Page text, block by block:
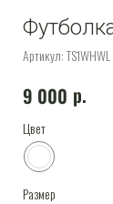
Артикул:TS1WHWL
9 000 р.
Цвет
Размер